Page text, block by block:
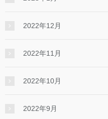
2022年12月
2022年11月
2022年10月
2022年9月